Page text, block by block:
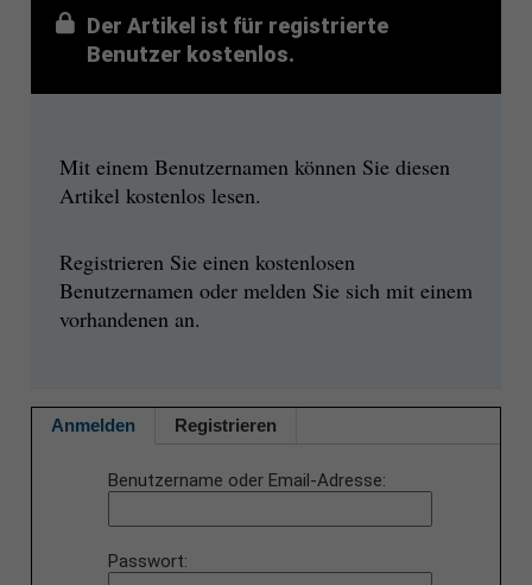
Der Artikel ist für registrierte
Benutzer kostenlos.
Mit einem Benutzernamen können Sie diesen
Artikel kostenlos lesen.
Registrieren Sie einen kostenlosen
Benutzernamen oder melden Sie sich mit einem
vorhandenen an.
Anmelden Registrieren
Benutzername oder Email-Adresse
Passwort